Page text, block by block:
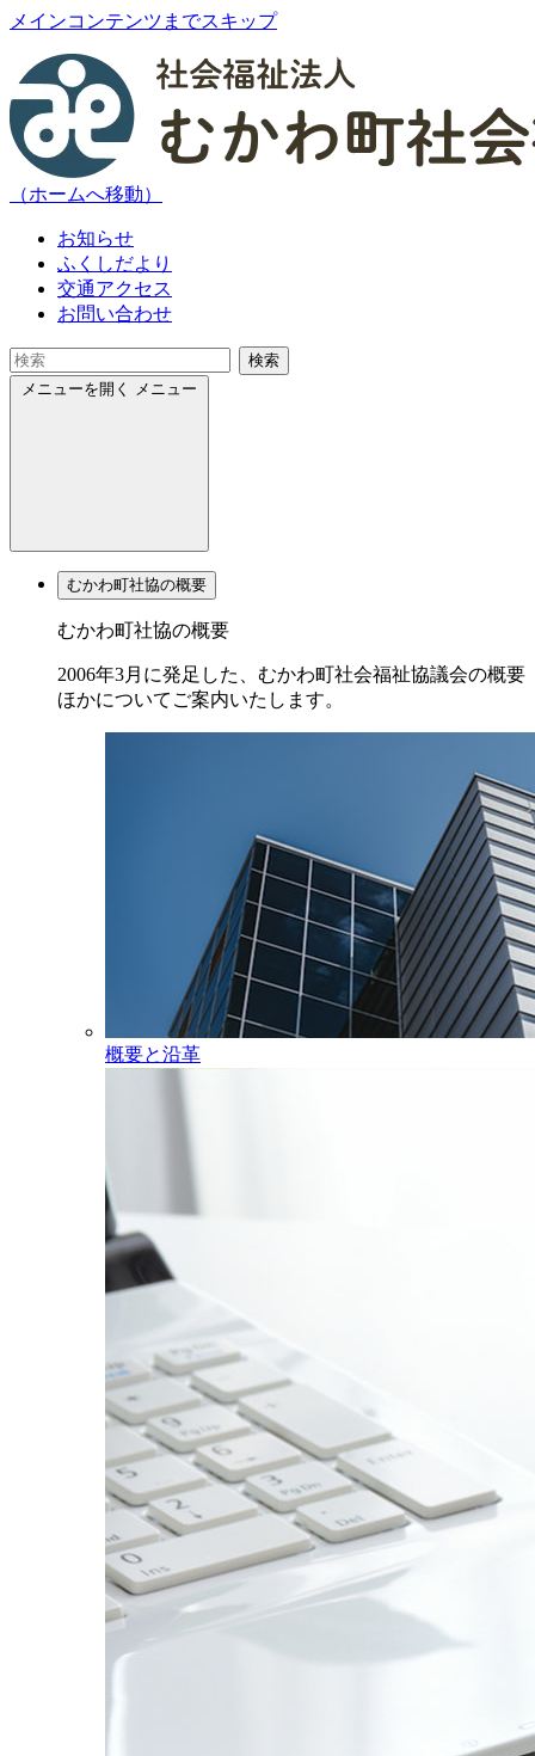
メインコンテンツまでスキップ
（ホームへ移動）
お知らせ
ふくしだより
交通アクセス
お問い合わせ
検索
メニューを開く
メニュー
むかわ町社協の概要
むかわ町社協の概要
2006年3月に発足した、むかわ町社会福祉協議会の概要
ほかについてご案内いたします。
概要と沿革